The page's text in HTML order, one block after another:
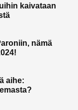
kaivataan
nämä
aihe: